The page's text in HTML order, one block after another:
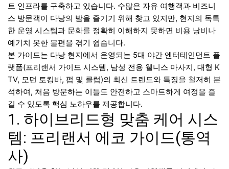
트 인프라를 구축하고 있습니다. 수많은 자유 여행객과 비즈니
스 방문객이 다낭의 밤을 즐기기 위해 찾고 있지만, 현지의 독특
한 운영 시스템과 문화를 정확히 이해하지 못하면 비용 낭비나
예기치 못한 불편을 겪기 쉽습니다.
본 가이드는 다낭 현지에서 운영되는 5대 야간 엔터테인먼트 플
랫폼(프리랜서 가이드 시스템, 남성 전용 웰니스 마사지, 대형 K
TV, 모던 토킹바, 펍 및 클럽)의 최신 트렌드와 특징을 철저히 분
석하여, 처음 방문하는 이들도 안전하고 스마트하게 여정을 즐
길 수 있도록 핵심 노하우를 제공합니다.
1. 하이브리드형 맞춤 케어 시스
템: 프리랜서 에코 가이드(통역
사)